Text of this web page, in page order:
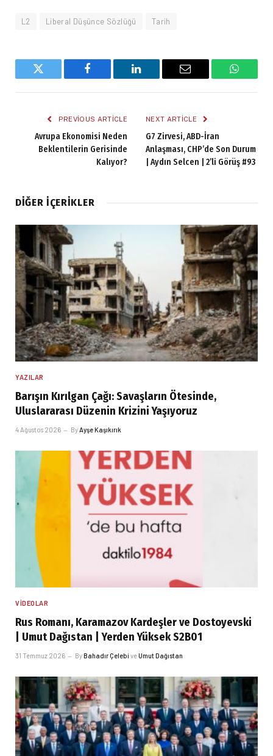
L2 Liberal Düşünce Sözlüğü Tarih
Twitter Facebook LinkedIn Email
PREVIOUS ARTICLE
Avrupa Ekonomisi Neden
Beklentilerin Gerisinde
Kalıyor?
NEXT ARTICLE
G7 Zirvesi, ABD-İran
Anlaşması, CHP’de Son Durum
| Aydın Selcen | 2’li Görüş #93
DIĞER İÇERIKLER
YAZILAR
Barışın Kırılgan Çağı: Savaşların Ötesinde,
Uluslararası Düzenin Krizini Yaşıyoruz
4 Ağustos 2026 ByAyşe Kaşıkırık
VIDEOLAR
Rus Romanı, Karamazov Kardeşler ve Dostoyevski
| Umut Dağıstan | Yerden Yüksek S2B01
31 Temmuz 2026 ByBahadır Çelebi veUmut Dağıstan